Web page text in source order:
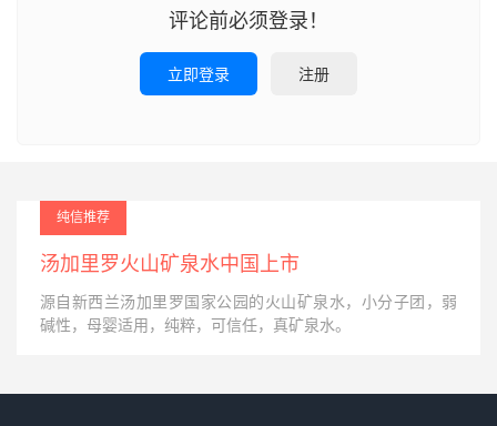
评论前必须登录！
立即登录 注册
纯信推荐
汤加里罗火山矿泉水中国上市
源自新西兰汤加里罗国家公园的火山矿泉水，小分子团，弱
碱性，母婴适用，纯粹，可信任，真矿泉水。